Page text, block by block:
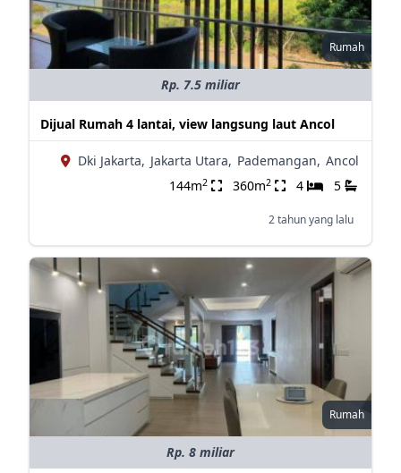
Rumah
Rp. 7.5 miliar
Dijual Rumah 4 lantai, view langsung laut Ancol
Dki Jakarta, Jakarta Utara, Pademangan, Ancol
144m2 360m2 4 5
2 tahun yang lalu
Rumah
Rp. 8 miliar